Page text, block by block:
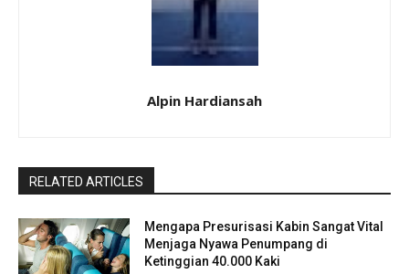
Alpin Hardiansah
RELATED ARTICLES
Mengapa Presurisasi Kabin Sangat Vital
Menjaga Nyawa Penumpang di
Ketinggian 40.000 Kaki